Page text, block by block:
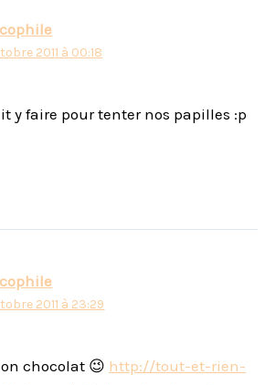
2011 à 00:18
y faire pour tenter nos papilles :p
2011 à 23:29
chocolat 😉 http://tout-et-rien-